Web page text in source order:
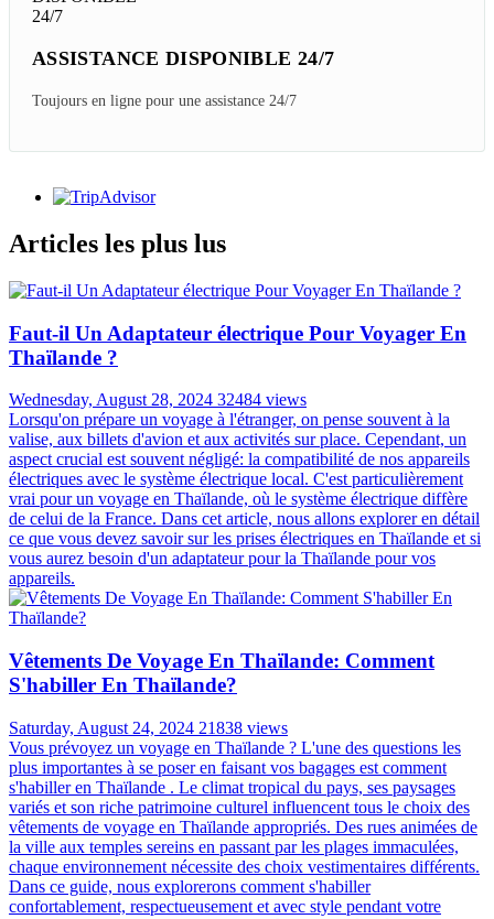
PERSONNALISÉ
Voyage sur mesure au prix d'origine
GARANTIE DE REMBOURSEMENT
MEILLEUR RAPPORT
QUALITÉ/PRIX
99% satisfait plus que prévu
ASSISTANCE DISPONIBLE 24/7
Toujours en ligne pour une assistance 24/7
Articles les plus lus